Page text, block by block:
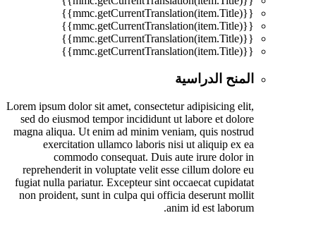
{{mmc.getCurrentTranslation(item.Title)}}
{{mmc.getCurrentTranslation(item.Title)}}
{{mmc.getCurrentTranslation(item.Title)}}
{{mmc.getCurrentTranslation(item.Title)}}
المنح الدراسية
Lorem ipsum dolor sit amet, consectetur adipisicing elit,
sed do eiusmod tempor incididunt ut labore et dolore
magna aliqua. Ut enim ad minim veniam, quis nostrud
exercitation ullamco laboris nisi ut aliquip ex ea
commodo consequat. Duis aute irure dolor in
reprehenderit in voluptate velit esse cillum dolore eu
fugiat nulla pariatur. Excepteur sint occaecat cupidatat
non proident, sunt in culpa qui officia deserunt mollit
anim id est laborum.